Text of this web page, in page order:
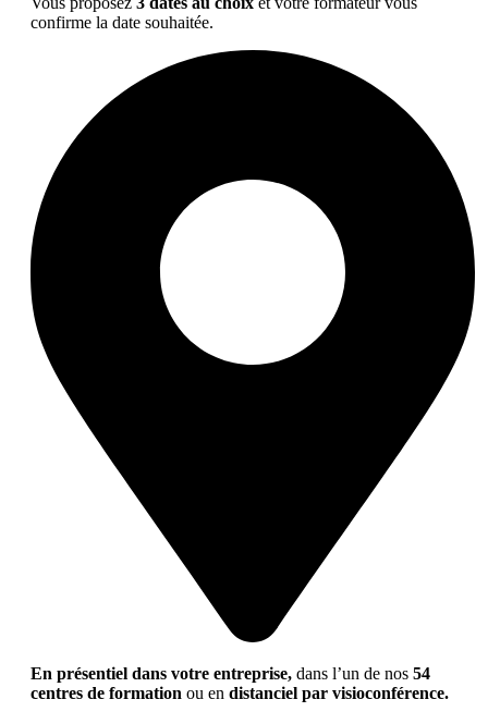
confirme la date souhaitée.
En présentiel dans votre entreprise, dans l’un de nos 54
centres de formation ou en distanciel par visioconférence.